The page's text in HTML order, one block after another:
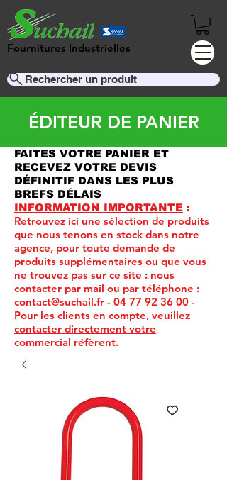
Fournitures Industrielles
Rechercher un produit
ÉDITEUR DE PANIER
FAITES VOTRE PANIER ET
RECEVEZ VOTRE DEVIS
DÉFINITIF DANS LES PLUS
BREFS DÉLAIS
INFORMATION IMPORTANTE :
Retrouvez ici une sélection de produits
que nous tenons en stock dans notre
agence, pour toute demande de
produits supplémentaires ou que vous
ne trouvez pas sur ce site : nous
contacter par mail ou par téléphone :
contact@suchail.fr - 04 77 92 36 00 -
Pour les clients en compte, veuillez
contacter directement votre
commercial réfèrent.